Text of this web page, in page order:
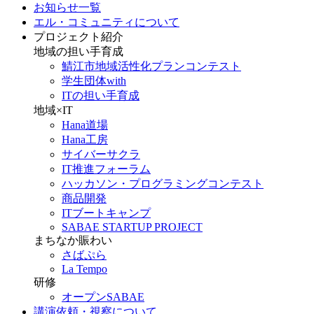
お知らせ一覧
エル・コミュニティについて
プロジェクト紹介
地域の担い手育成
鯖江市地域活性化プランコンテスト
学生団体with
ITの担い手育成
地域×IT
Hana道場
Hana工房
サイバーサクラ
IT推進フォーラム
ハッカソン・プログラミングコンテスト
商品開発
ITブートキャンプ
SABAE STARTUP PROJECT
まちなか賑わい
さばぷら
La Tempo
研修
オープンSABAE
講演依頼・視察について